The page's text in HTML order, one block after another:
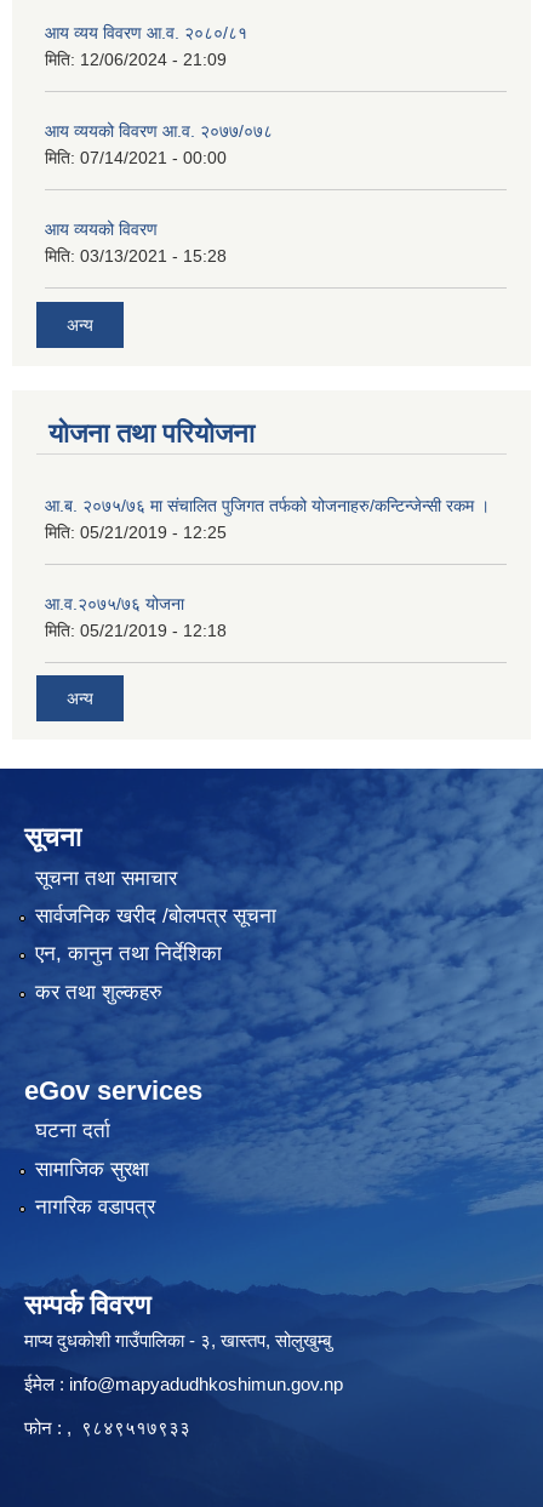
आय व्यय विवरण आ.व. २०८०/८१
मिति: 12/06/2024 - 21:09
आय व्ययको विवरण आ.व. २०७७/०७८
मिति: 07/14/2021 - 00:00
आय व्ययको विवरण
मिति: 03/13/2021 - 15:28
अन्य
योजना तथा परियोजना
आ.ब. २०७५/७६ मा संचालित पुजिगत तर्फको योजनाहरु/कन्टिन्जेन्सी रकम ।
मिति: 05/21/2019 - 12:25
आ.व.२०७५/७६ योजना
मिति: 05/21/2019 - 12:18
अन्य
सूचना
सूचना तथा समाचार
सार्वजनिक खरीद /बोलपत्र सूचना
एन, कानुन तथा निर्देशिका
कर तथा शुल्कहरु
eGov services
घटना दर्ता
सामाजिक सुरक्षा
नागरिक वडापत्र
सम्पर्क विवरण
माप्य दुधकोशी गाउँपालिका - ३, खास्तप, सोलुखुम्बु
ईमेल : info@mapyadudhkoshimun.gov.np
फोन : , ९८४९५१७९३३